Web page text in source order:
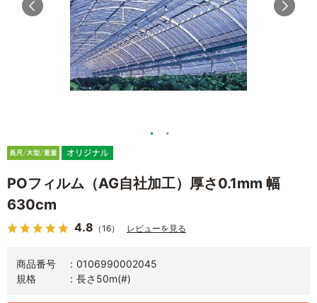
POフィルム（AG自社加工）厚さ0.1mm 幅
630cm
4.8 （16） レビューを見る
商品番号
0106990002045
規格
長さ50m(#)